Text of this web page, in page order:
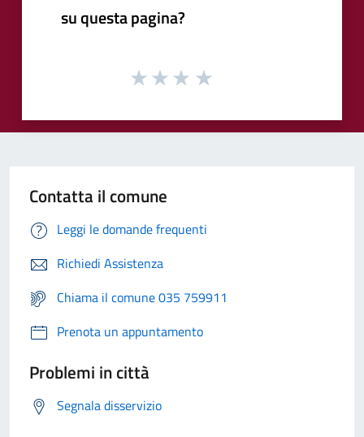
su questa pagina?
Contatta il comune
Leggi le domande frequenti
Richiedi Assistenza
Chiama il comune 035 759911
Prenota un appuntamento
Problemi in città
Segnala disservizio